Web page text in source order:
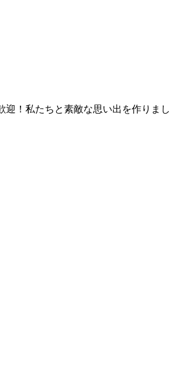
！私たちと素敵な思い出を作りまし